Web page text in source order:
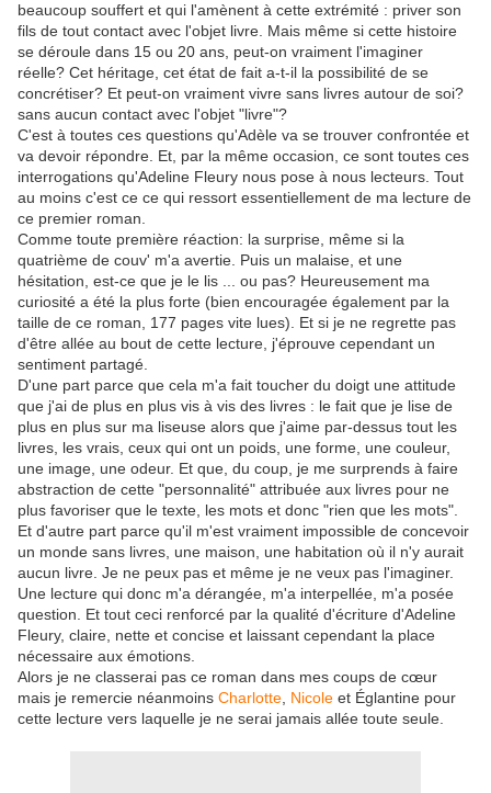
beaucoup souffert et qui l'amènent à cette extrémité : priver son
fils de tout contact avec l'objet livre. Mais même si cette histoire
se déroule dans 15 ou 20 ans, peut-on vraiment l'imaginer
réelle? Cet héritage, cet état de fait a-t-il la possibilité de se
concrétiser? Et peut-on vraiment vivre sans livres autour de soi?
sans aucun contact avec l'objet "livre"?
C'est à toutes ces questions qu'Adèle va se trouver confrontée et
va devoir répondre. Et, par la même occasion, ce sont toutes ces
interrogations qu'Adeline Fleury nous pose à nous lecteurs. Tout
au moins c'est ce ce qui ressort essentiellement de ma lecture de
ce premier roman.
Comme toute première réaction: la surprise, même si la
quatrième de couv' m'a avertie. Puis un malaise, et une
hésitation, est-ce que je le lis ... ou pas? Heureusement ma
curiosité a été la plus forte (bien encouragée également par la
taille de ce roman, 177 pages vite lues). Et si je ne regrette pas
d'être allée au bout de cette lecture, j'éprouve cependant un
sentiment partagé.
D'une part parce que cela m'a fait toucher du doigt une attitude
que j'ai de plus en plus vis à vis des livres : le fait que je lise de
plus en plus sur ma liseuse alors que j'aime par-dessus tout les
livres, les vrais, ceux qui ont un poids, une forme, une couleur,
une image, une odeur. Et que, du coup, je me surprends à faire
abstraction de cette "personnalité" attribuée aux livres pour ne
plus favoriser que le texte, les mots et donc "rien que les mots".
Et d'autre part parce qu'il m'est vraiment impossible de concevoir
un monde sans livres, une maison, une habitation où il n'y aurait
aucun livre. Je ne peux pas et même je ne veux pas l'imaginer.
Une lecture qui donc m'a dérangée, m'a interpellée, m'a posée
question. Et tout ceci renforcé par la qualité d'écriture d'Adeline
Fleury, claire, nette et concise et laissant cependant la place
nécessaire aux émotions.
Alors je ne classerai pas ce roman dans mes coups de cœur
mais je remercie néanmoins Charlotte Nicole et Églantine pour
cette lecture vers laquelle je ne serai jamais allée toute seule.